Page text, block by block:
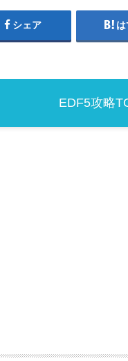
シェア
EDF5攻略